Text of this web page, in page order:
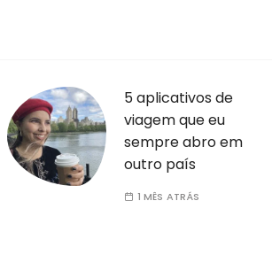
5 aplicativos de
viagem que eu
sempre abro em
outro país
1 MÊS ATRÁS